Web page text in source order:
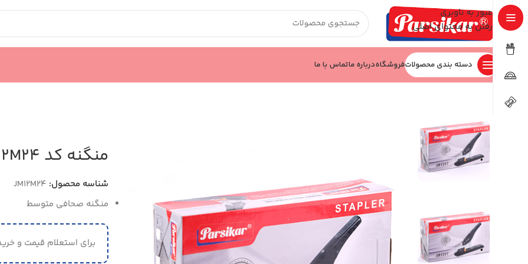
عبور به ناوبری
رفتن به محتوای اصلی
دسته بندی محصولاتفروشگاهدرباره ماتماس با ما
خانه اداری و بایگانی
منگنه کد JM12M24
شناسه محصول: JM12M24
منگنه صحافی متوسط
برای استعلام قیمت و